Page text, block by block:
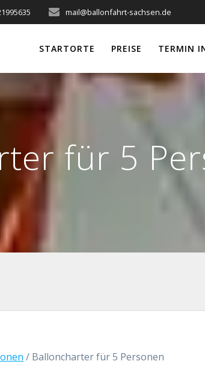
mail@ballonfahrt-sachsen.de
STARTORTE PREISE TERMIN
für 5
/ Balloncharter für 5 Personen